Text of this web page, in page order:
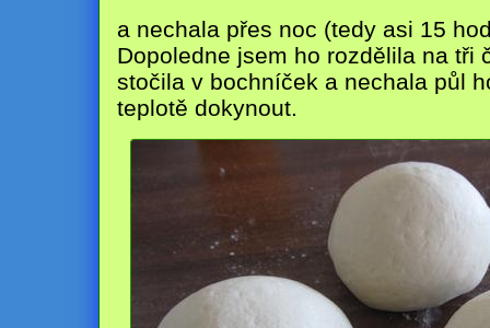
a nechala přes noc (tedy asi 15
Dopoledne jsem ho rozdělila na tři
stočila v bochníček a nechala půl
teplotě dokynout.